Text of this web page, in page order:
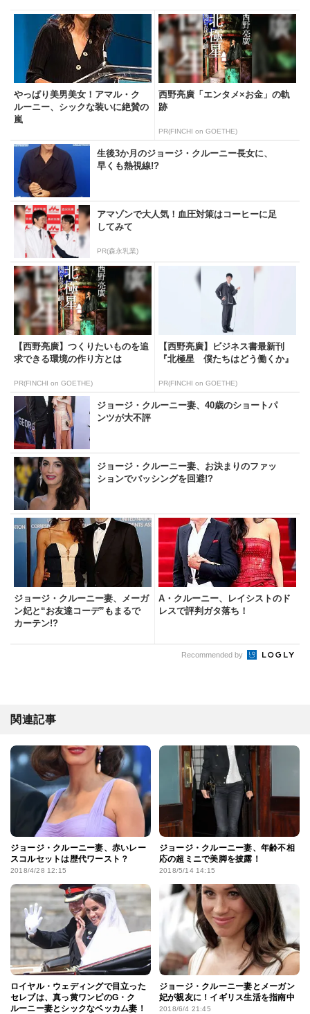
やっぱり美男美女！アマル・ク
ルーニー、シックな装いに絶賛の
嵐
西野亮廣「エンタメ×お金」の軌
跡
PR(FINCHI on GOETHE)
生後3か月のジョージ・クルーニー長女に、
早くも熱視線!?
アマゾンで大人気！血圧対策はコーヒーに足
してみて
PR(森永乳業)
【西野亮廣】つくりたいものを追
求できる環境の作り方とは
PR(FINCHI on GOETHE)
【西野亮廣】ビジネス書最新刊
『北極星 僕たちはどう働くか』
PR(FINCHI on GOETHE)
ジョージ・クルーニー妻、40歳のショートパ
ンツが大不評
ジョージ・クルーニー妻、お決まりのファッ
ションでバッシングを回避!?
ジョージ・クルーニー妻、メーガ
ン妃と“お友達コーデ”もまるで
カーテン!?
A・クルーニー、レイシストのド
レスで評判ガタ落ち！
Recommended by
関連記事
ジョージ・クルーニー妻、赤いレー
スコルセットは歴代ワースト？
2018/4/28 12:15
ジョージ・クルーニー妻、年齢不相
応の超ミニで美脚を披露！
2018/5/14 14:15
ロイヤル・ウェディングで目立った
セレブは、真っ黄ワンピのG・ク
ルーニー妻とシックなベッカム妻！
ジョージ・クルーニー妻とメーガン
妃が親友に！イギリス生活を指南中
2018/6/4 21:45